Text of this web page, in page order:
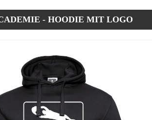
- HOODIE MIT LOGO